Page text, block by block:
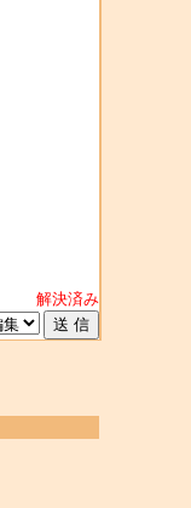
解決済み